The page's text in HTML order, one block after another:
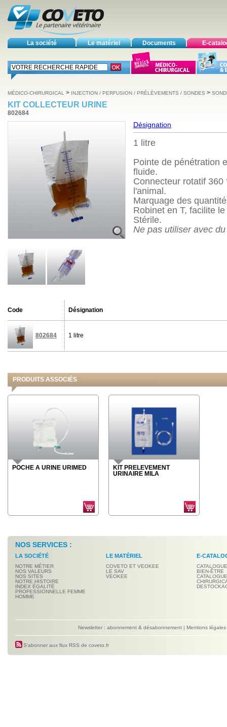
La société Le matériel Documents E-
MÉDICO-CHIRURGICAL > INJECTION / PERFUSION / PRÉLÈVEMENTS / SONDES >
KIT COLLECTEUR URINE
802684
Désignation
1 litre
Pointe de pénétration
fluide.
Connecteur rotatif
l'animal.
Marquage des
Robinet en T, facilite
Stérile.
Ne pas utiliser avec
Code Désignation
802684 1 litre
PRODUITS ASSOCIÉS
POCHE A URINE URIMED
KIT PRELEVEMENT
URINAIRE MILA
NOS SERVICES :
LA SOCIÉTÉ
NOTRE MÉTIER
NOS VALEURS
NOS SITES
NOTRE HISTOIRE
INDEX ÉGALITÉ
PROFESSIONNELLE FEMME
HOMME
LE MATÉRIEL
COVETO ET VEOKEE
LE SAV
VEOKEE
E-
BIEN-ÊTRE
Newsletter : abonnement & désabonnement | Mentions légales
S'abonner aux flux RSS de coveto.fr